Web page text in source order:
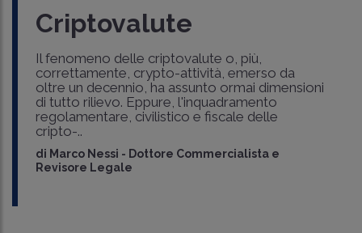
Criptovalute
Il fenomeno delle criptovalute o, più,
correttamente, crypto-attività, emerso da
oltre un decennio, ha assunto ormai dimensioni
di tutto rilievo. Eppure, l'inquadramento
regolamentare, civilistico e fiscale delle
cripto-..
di Marco Nessi - Dottore Commercialista e
Revisore Legale